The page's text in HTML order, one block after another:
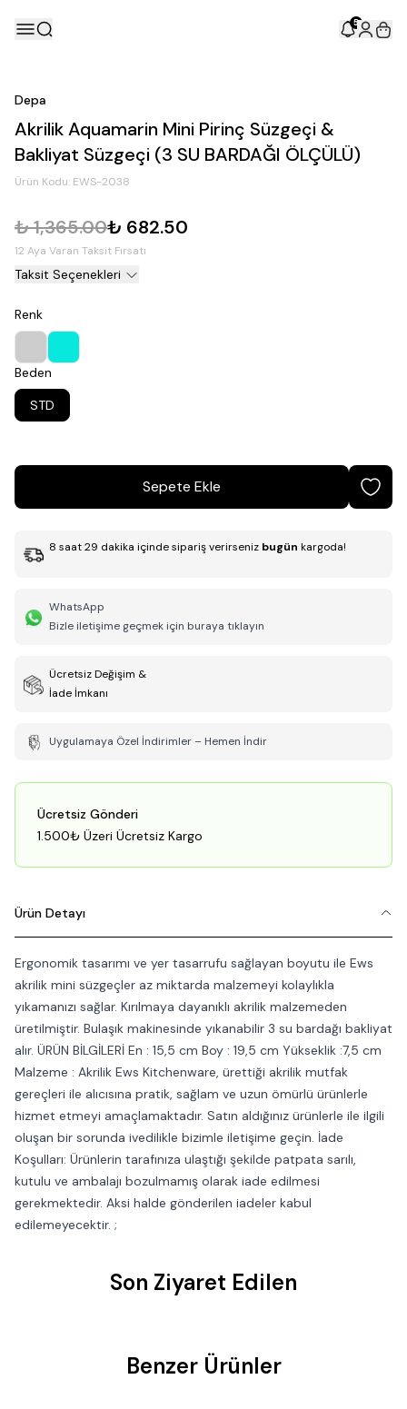
5
Depa
Akrilik Aquamarin Mini Pirinç Süzgeçi &
Bakliyat Süzgeçi (3 SU BARDAĞI ÖLÇÜLÜ)
Ürün Kodu: EWS-2038
₺ 1,365.00₺ 682.50
12 Aya Varan Taksit Fırsatı
Taksit Seçenekleri
Renk
Beden
STD
Sepete Ekle
8 saat29 dakika içinde sipariş verirseniz bugün kargoda!
WhatsApp
Bizle iletişime geçmek için buraya tıklayın
Ücretsiz Değişim &
İade İmkanı
Uygulamaya Özel İndirimler – Hemen İndir
Ücretsiz Gönderi
1.500₺ Üzeri Ücretsiz Kargo
Ürün Detayı
Ergonomik tasarımı ve yer tasarrufu sağlayan boyutu ile Ews
akrilik mini süzgeçler az miktarda malzemeyi kolaylıkla
yıkamanızı sağlar. Kırılmaya dayanıklı akrilik malzemeden
üretilmiştir. Bulaşık makinesinde yıkanabilir 3 su bardağı bakliyat
alır. ÜRÜN BİLGİLERİ En : 15,5 cm Boy : 19,5 cm Yükseklik :7,5 cm
Malzeme : Akrilik Ews Kitchenware, ürettiği akrilik mutfak
gereçleri ile alıcısına pratik, sağlam ve uzun ömürlü ürünlerle
hizmet etmeyi amaçlamaktadır. Satın aldığınız ürünlerle ile ilgili
oluşan bir sorunda ivedilikle bizimle iletişime geçin. İade
Koşulları: Ürünlerin tarafınıza ulaştığı şekilde patpata sarılı,
kutulu ve ambalajı bozulmamış olarak iade edilmesi
gerekmektedir. Aksi halde gönderilen iadeler kabul
edilemeyecektir. ;
Son Ziyaret Edilen
Benzer Ürünler